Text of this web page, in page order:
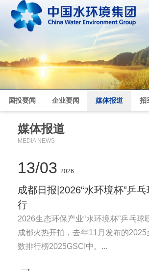
国投要闻 企业要闻 媒体报道 招
媒体报道
MEDIA NEWS
13 03 2026
成都日报|2026“水环境杯”乒
行
2026生态环保产业“水环境杯”乒乓球
成都火热开拍，去年11月发布的
数排行榜2025GSCI中。...